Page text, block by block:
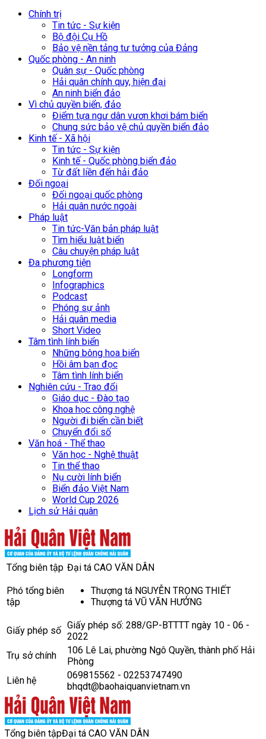
Chính trị
Tin tức - Sự kiện
Bộ đội Cụ Hồ
Bảo vệ nền tảng tư tưởng của Đảng
Quốc phòng - An ninh
Quân sự - Quốc phòng
Hải quân chính quy, hiện đại
An ninh biển đảo
Vì chủ quyền biển, đảo
Điểm tựa ngư dân vươn khơi bám biển
Chung sức bảo vệ chủ quyền biển đảo
Kinh tế - Xã hội
Tin tức - Sự kiện
Kinh tế - Quốc phòng biển đảo
Từ đất liền đến hải đảo
Đối ngoại
Đối ngoại quốc phòng
Hải quân nước ngoài
Pháp luật
Tin tức-Văn bản pháp luật
Tìm hiểu luật biển
Câu chuyện pháp luật
Đa phương tiện
Longform
Infographics
Podcast
Phóng sự ảnh
Hải quân media
Short Video
Tâm tình lính biển
Những bông hoa biển
Hồi âm bạn đọc
Tâm tình lính biển
Nghiên cứu - Trao đổi
Giáo dục - Đào tạo
Khoa học công nghệ
Người đi biển cần biết
Chuyển đổi số
Văn hoá - Thể thao
Văn học - Nghệ thuật
Tin thể thao
Nụ cười lính biển
Biển đảo Việt Nam
World Cup 2026
Lịch sử Hải quân
Tổng biên tập Đại tá CAO VĂN DÂN
Phó tổng biên
tập
Thượng tá NGUYỄN TRỌNG THIẾT
Thượng tá VŨ VĂN HƯỞNG
Giấy phép số Giấy phép số: 288/GP-BTTTT ngày 10 - 06 -
2022
Trụ sở chính
106 Lê Lai, phường Ngô Quyền, thành phố Hải
Phòng
Liên hệ
069815562 - 02253747490
bhqdt@baohaiquanvietnam.vn
Tổng biên tậpĐại tá CAO VĂN DÂN